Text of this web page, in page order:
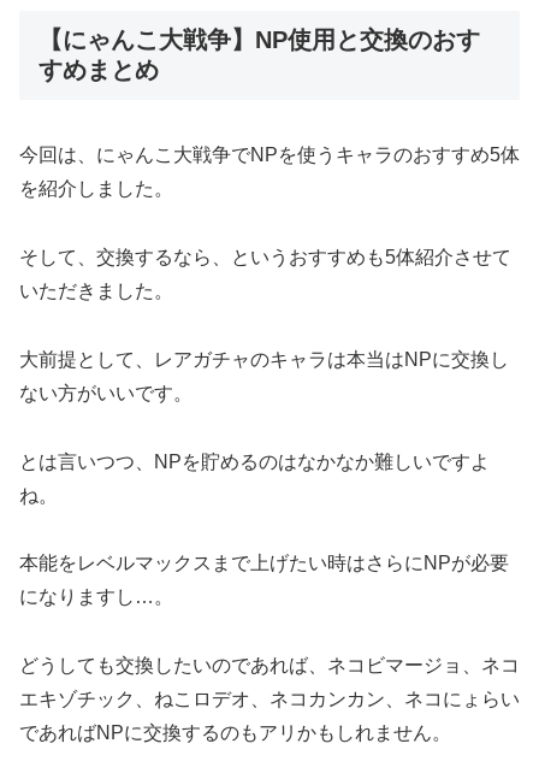
【にゃんこ大戦争】NP使用と交換のおす
すめまとめ
今回は、にゃんこ大戦争でNPを使うキャラのおすすめ5体
を紹介しました。
そして、交換するなら、というおすすめも5体紹介させて
いただきました。
大前提として、レアガチャのキャラは本当はNPに交換し
ない方がいいです。
とは言いつつ、NPを貯めるのはなかなか難しいですよ
ね。
本能をレベルマックスまで上げたい時はさらにNPが必要
になりますし…。
どうしても交換したいのであれば、ネコビマージョ、ネコ
エキゾチック、ねこロデオ、ネコカンカン、ネコにょらい
であればNPに交換するのもアリかもしれません。